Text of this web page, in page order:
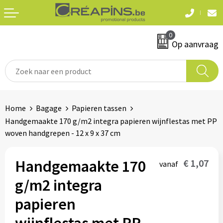
0
Op aanvraag
T-shirts
Sweaters en hoodies
Fleeces
Jassen
Hemden
Badtextiel & douche
Automerken
Eten & drinken
Waterflesjes
Schrijf & papierwaren
Home Bagage
Papieren tassen
Handgemaakte 170 g/m2 integra papieren wijnflestas met PP
woven handgrepen - 12 x 9 x 37 cm
Handgemaakte 170
g/m2 integra
papieren
vanaf € 1,07